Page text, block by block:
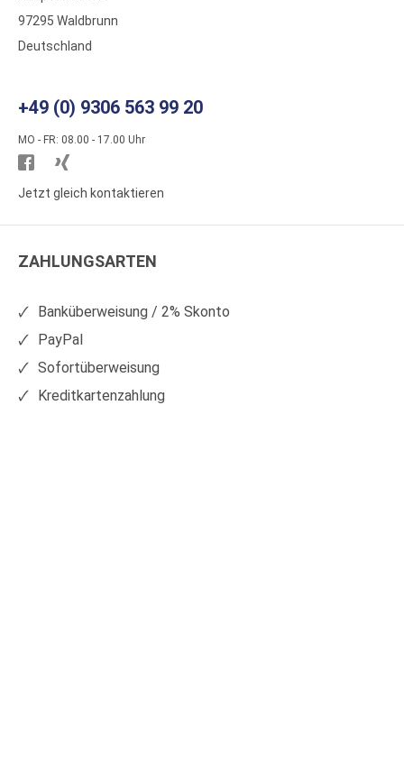
97295 Waldbrunn
Deutschland
+49 (0) 9306 563 99 20
MO - FR: 08.00 - 17.00 Uhr
Besuchen
Sie
auf
Sie
auf
Jetzt gleich kontaktieren
ZAHLUNGSARTEN
Banküberweisung / 2% Skonto
PayPal
Sofortüberweisung
Kreditkartenzahlung